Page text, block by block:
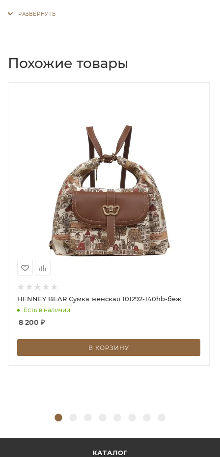
Стильный дизайн, фактура и приятные цвета -
прекрасно дополнят Ваш гардероб!
Похожие товары
HENNEY BEAR Сумка женская 101292-140hb-беж
Есть в наличии
8 200 ₽
В КОРЗИНУ
КАТАЛОГ